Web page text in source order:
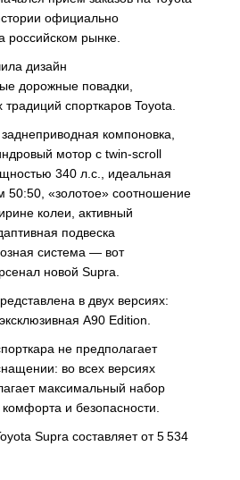
официально
российском рынке.
дизайн
дорожные повадки,
спорткаров Toyota.
компоновка,
мотор с twin-scroll
340 л.с., идеальная
50:50, «золотое» соотношение
колеи, активный
подвеска
система — вот
новой Supra.
в двух версиях:
A90 Edition.
не предполагает
во всех версиях
максимальный набор
и безопасности.
Supra составляет от 5 534